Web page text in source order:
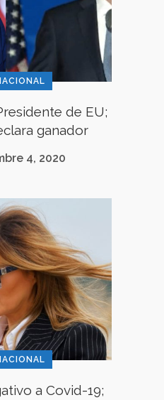
de EU;
ganador
4, 2020
a Covid-19;